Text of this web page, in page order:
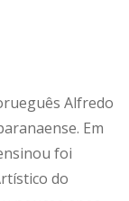
Alfredo
Em
foi
do